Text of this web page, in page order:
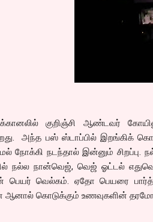
குறிஞ்சி ஆண்டவர்
அந்த பஸ் ஸ்டாப்பில் இறங்கிக்
நோக்கி நடந்தால் இன்னும் சிறப்பு.
நல்ல நான்வெஜ், வெஜ் ஓட்டல்
பெயர் வெல்கம். ஏதோ பெயரை
கொடுக்கும் உணவுகளின் தரமோ